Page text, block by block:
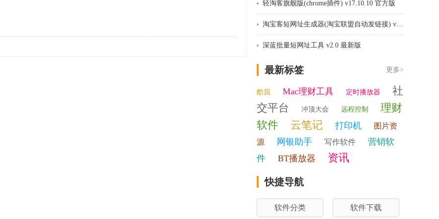
轻淘客旗舰版(chrome插件) v17.10.10 官方版
淘宝客短网址生成器(淘宝联盟自动发链接) v1.91 绿色版
深蓝批量短网址工具 v2.0 最新版
最新标签 更多>
酷我 Mac理财工具 定时播放器
社
交平台
冲顶大会 远程控制
理财
软件
云笔记 打印机
图片资
源
网银助手 写作软件
营销软
件
BT播放器 资讯
快捷导航
软件分类 软件下载